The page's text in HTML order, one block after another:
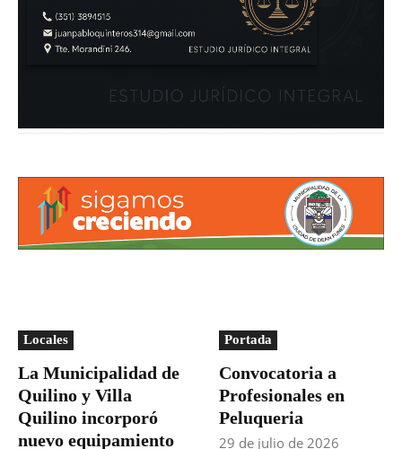
Locales
La Municipalidad de
Quilino y Villa
Quilino incorporó
nuevo equipamiento
Portada
Convocatoria a
Profesionales en
Peluqueria
29 de julio de 2026